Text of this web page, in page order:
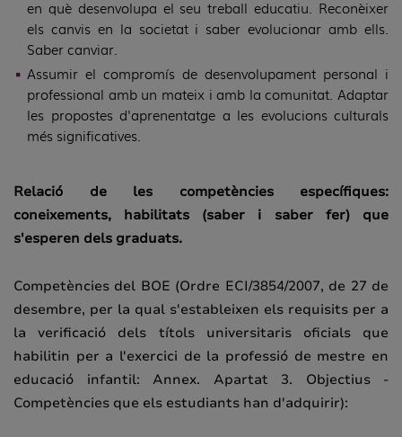
en què desenvolupa el seu treball educatiu. Reconèixer
els canvis en la societat i saber evolucionar amb ells.
Saber canviar.
Assumir el compromís de desenvolupament personal i
professional amb un mateix i amb la comunitat. Adaptar
les propostes d'aprenentatge a les evolucions culturals
més significatives.
Relació de les competències específiques:
coneixements, habilitats (saber i saber fer) que
s'esperen dels graduats.
Competències del BOE (Ordre ECI/3854/2007, de 27 de
desembre, per la qual s'estableixen els requisits per a
la verificació dels títols universitaris oficials que
habilitin per a l'exercici de la professió de mestre en
educació infantil: Annex. Apartat 3. Objectius -
Competències que els estudiants han d'adquirir):